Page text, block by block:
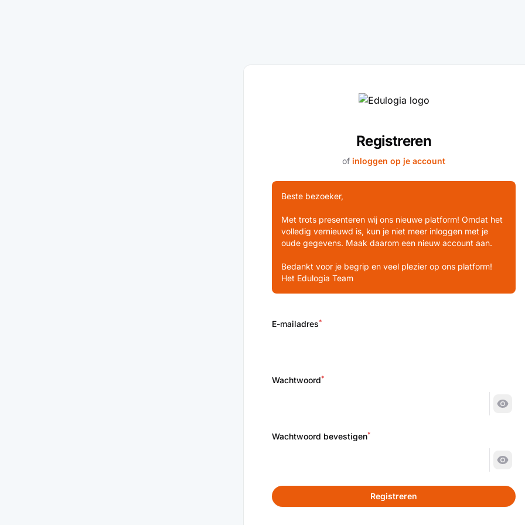
Registreren
of inloggen op je account
Beste bezoeker,
Met trots presenteren wij ons nieuwe platform! Omdat het
volledig vernieuwd is, kun je niet meer inloggen met je
oude gegevens. Maak daarom een nieuw account aan.
Bedankt voor je begrip en veel plezier op ons platform!
Het Edulogia Team
E-mailadres*
Wachtwoord*
Wachtwoord bevestigen*
Registreren